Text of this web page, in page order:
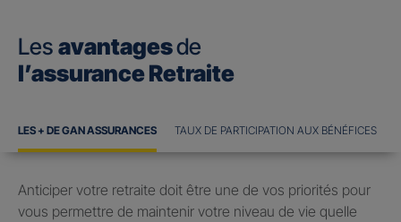
Les avantagesde
l’assurance Retraite
LES + DE GAN ASSURANCES TAUX DE PARTICIPATION AUX BÉNÉFICES
Anticiper votre retraite doit être une de vos priorités pour
vous permettre de maintenir votre niveau de vie quelle